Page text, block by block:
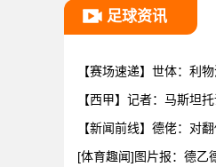
足球资讯
【赛场速递】世体：利
【西甲】记者：马斯坦
【新闻前线】德佬：对
[体育趣闻]图片报：德乙